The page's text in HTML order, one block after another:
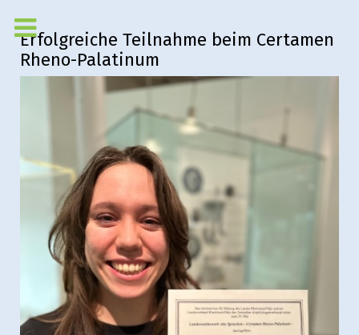
Erfolgreiche Teilnahme beim Certamen
Rheno-Palatinum